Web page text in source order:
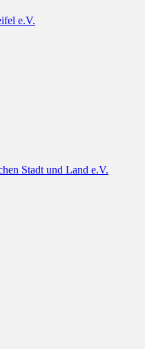
e.V.
Stadt und Land e.V.